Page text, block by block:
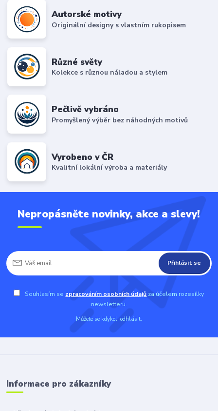
Autorské motivy
Originální designy s vlastním rukopisem
Různé světy
Kolekce s různou náladou a stylem
Pečlivě vybráno
Promyšlený výběr bez náhodných motivů
Vyrobeno v ČR
Kvalitní lokální výroba a materiály
Nepropásněte novinky, akce a slevy!
Přihlásit se
Souhlasím se zpracováním osobních údajů za účelem rozesílky
newsletteru.
Můžete se kdykoli odhlásit.
Informace pro zákazníky